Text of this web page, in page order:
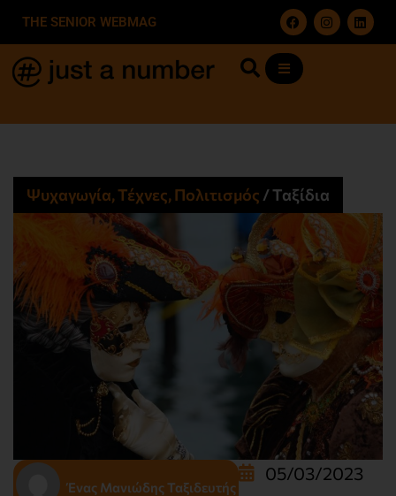
THE SENIOR WEBMAG
Ψυχαγωγία, Τέχνες, Πολιτισμός /Ταξίδια
Ένας Μανιώδης Ταξιδευτής
05/03/2023